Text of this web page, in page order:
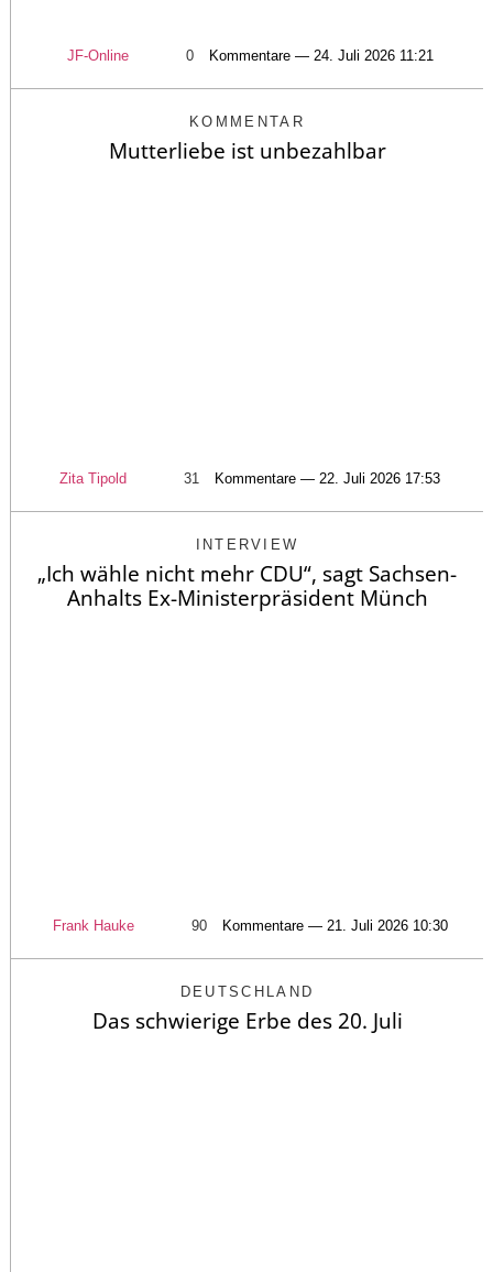
JF-Online 0 Kommentare — 24. Juli 2026 11:21
KOMMENTAR
Mutterliebe ist unbezahlbar
Zita Tipold 31 Kommentare — 22. Juli 2026 17:53
INTERVIEW
„Ich wähle nicht mehr CDU“, sagt Sachsen-
Anhalts Ex-Ministerpräsident Münch
Frank Hauke 90 Kommentare — 21. Juli 2026 10:30
DEUTSCHLAND
Das schwierige Erbe des 20. Juli